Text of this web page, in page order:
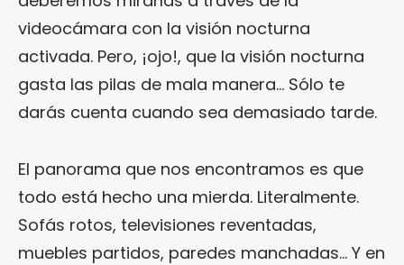
videocámara con la visión nocturna
activada. Pero, ¡ojo!, que la visión nocturna
gasta las pilas de mala manera… Sólo te
darás cuenta cuando sea demasiado tarde.
El panorama que nos encontramos es que
todo está hecho una mierda. Literalmente.
Sofás rotos, televisiones reventadas,
muebles partidos, paredes manchadas… Y en